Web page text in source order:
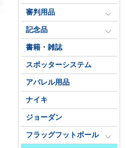
審判用品
記念品
書籍・雑誌
スポッターシステム
アパレル用品
ナイキ
ジョーダン
フラッグフットボール